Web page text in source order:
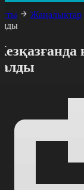
Жаңалықтар